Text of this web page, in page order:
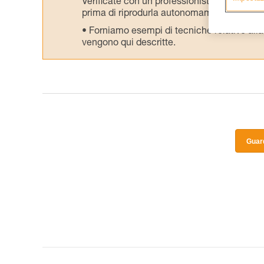
Verificate con un professionista la vostra
prima di riprodurla autonomamente.
Forniamo esempi di tecniche relative
vengono qui descritte.